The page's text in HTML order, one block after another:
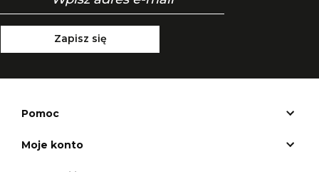
Zapisz się
Pomoc
Moje konto